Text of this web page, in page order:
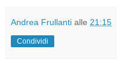
Andrea Frullanti alle 21:15
Condividi